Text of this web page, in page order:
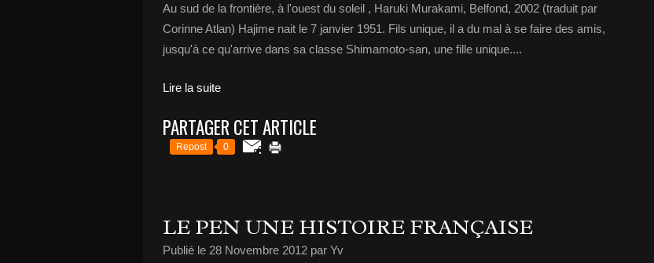
Au sud de la frontière, à l'ouest du soleil , Haruki Murakami, Belfond, 2002 (traduit par
Corinne Atlan) Hajime nait le 7 janvier 1951. Fils unique, il a du mal à se faire des amis,
jusqu'à ce qu'arrive dans sa classe Shimamoto-san, une fille unique....
Lire la suite
PARTAGER CET ARTICLE
Repost 0
LE PEN UNE HISTOIRE FRANÇAISE
Publié le 28 Novembre 2012 par Yv